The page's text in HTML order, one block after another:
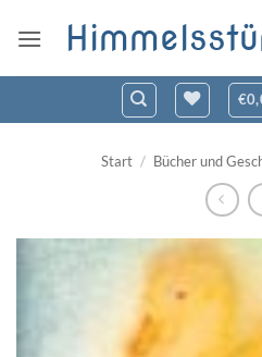
Inhalt
€
Start / Bücher und